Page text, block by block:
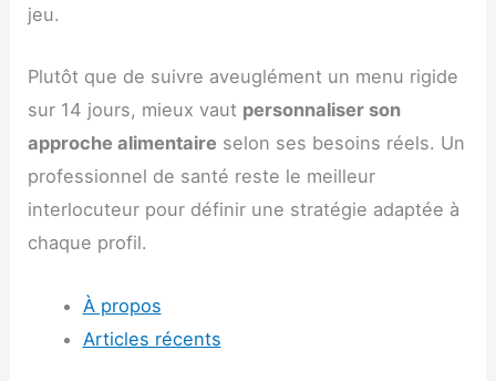
jeu.
Plutôt que de suivre aveuglément un menu rigide
sur 14 jours, mieux vaut personnaliser son
approche alimentaire selon ses besoins réels. Un
professionnel de santé reste le meilleur
interlocuteur pour définir une stratégie adaptée à
chaque profil.
À propos
Articles récents